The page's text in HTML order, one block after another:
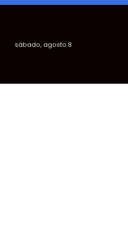
sábado, agosto 8